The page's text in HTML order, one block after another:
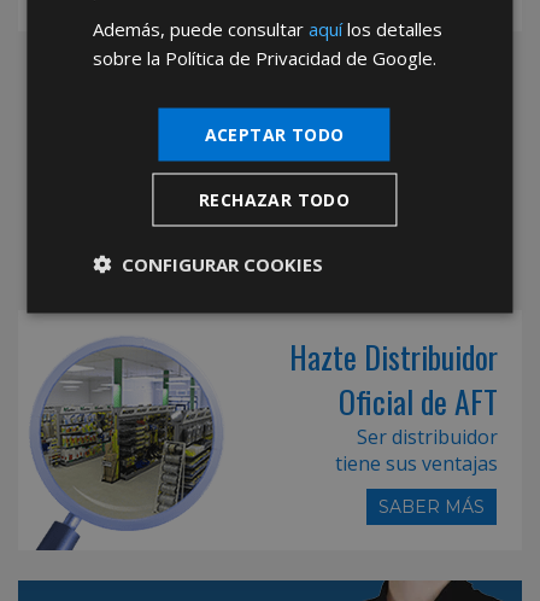
Hazte Distribuidor
Oficial de AFT
Ser distribuidor
tiene sus ventajas
SABER MÁS
Además, puede consultaraquílos detalles
sobre la Política de Privacidad de Google.
ACEPTAR TODO
RECHAZAR TODO
CONFIGURAR COOKIES